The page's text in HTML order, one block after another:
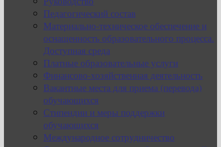
Педагогический состав
Материально-техническое обеспечение и
оснащенность образовательного процесса.
Доступная среда
Платные образовательные услуги
Финансово-хозяйственная деятельность
Вакантные места для приема (перевода)
обучающихся
Стипендии и меры поддержки
обучающихся
Международное сотрудничество